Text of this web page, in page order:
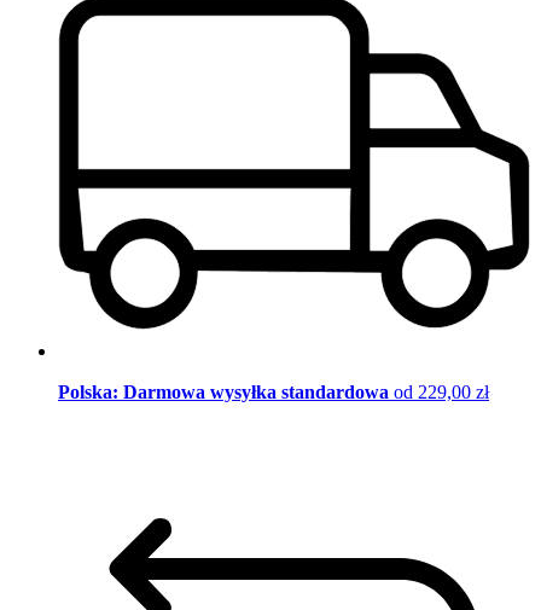
Polska: Darmowa wysyłka standardowa od 229,00 zł